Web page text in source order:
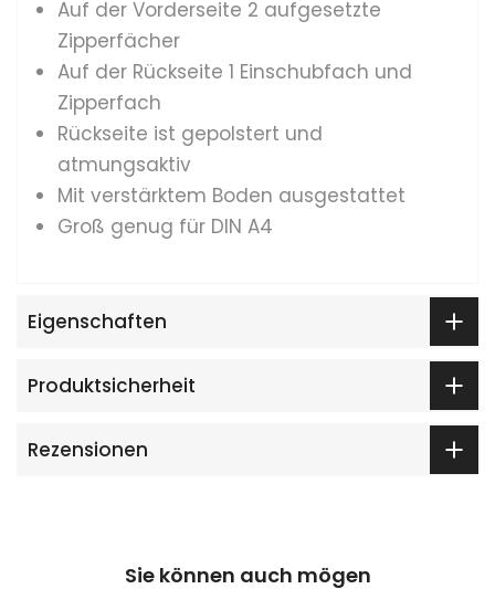
Auf der Vorderseite 2 aufgesetzte
Zipperfächer
Auf der Rückseite 1 Einschubfach und
Zipperfach
Rückseite ist gepolstert und
atmungsaktiv
Mit verstärktem Boden ausgestattet
Groß genug für DIN A4
Eigenschaften
Produktsicherheit
Rezensionen
Sie können auch mögen